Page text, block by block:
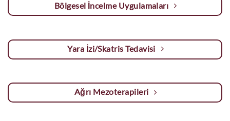
Bölgesel İncelme Uygulamaları
Yara İzi/Skatris Tedavisi
Ağrı Mezoterapileri